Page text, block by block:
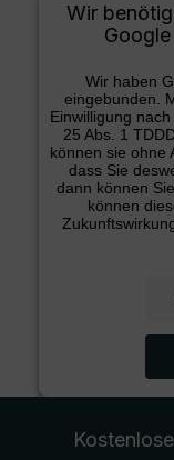
Wir
Wir haben
eingebunden.
Einwilligung
25 Abs. 1
können sie ohne
dass Sie
dann können
können